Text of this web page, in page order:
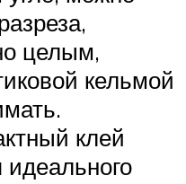
целым,
кельмой
клей